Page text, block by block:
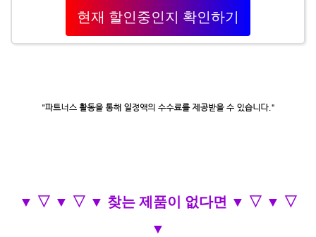
현재 할인중인지 확인하기
▼ ▽ ▼ ▽ ▼ 찾는 제품이 없다면 ▼ ▽ ▼ ▽
▼